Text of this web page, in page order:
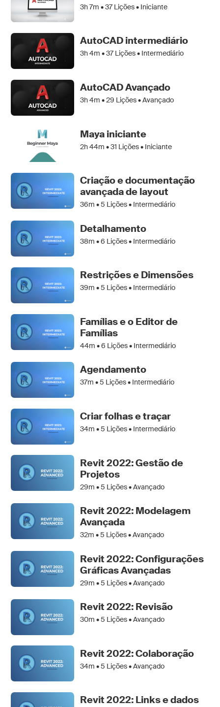
3h 7m •37Lições • Iniciante
AutoCAD intermediário
3h 4m •37Lições • Intermediário
AutoCAD Avançado
3h 4m •29 Lições • Avançado
Maya iniciante
2h 44m •31 Lições • Iniciante
Criação e documentação
avançada de layout
36m •5 Lições • Intermediário
Detalhamento
38m •6 Lições • Intermediário
Restrições e Dimensões
39m •5 Lições • Intermediário
Famílias e o Editor de
Famílias
44m •6 Lições • Intermediário
Agendamento
37m •5 Lições • Intermediário
Criar folhas e traçar
34m •5 Lições • Intermediário
Revit 2022: Gestão de
Projetos
29m •5 Lições • Avançado
Revit 2022: Modelagem
Avançada
32m •5 Lições • Avançado
Revit 2022: Configurações
Gráficas Avançadas
29m •5 Lições • Avançado
Revit 2022: Revisão
30m •5 Lições • Avançado
Revit 2022: Colaboração
34m •5 Lições • Avançado
Revit 2022: Links e dados